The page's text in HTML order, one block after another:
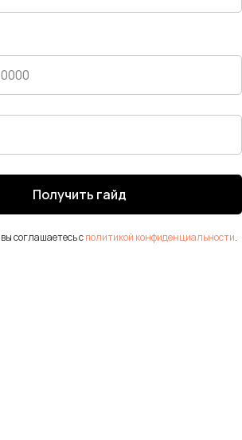
Получить гайд
соглашаетесь сполитикой конфиденциальности.
риски репутационных кризисов и
компаний: регулярно публикуйте
используйте разнообразные
реакцию аудитории и